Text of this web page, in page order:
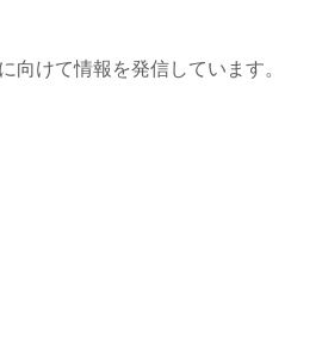
向けて情報を発信しています。